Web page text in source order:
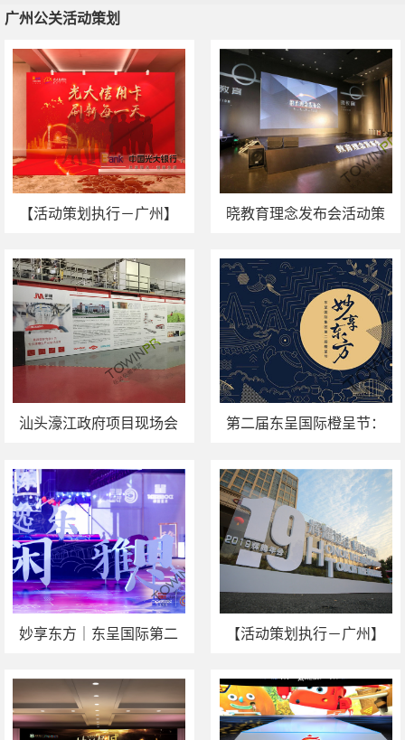
广州公关活动策划
广州公关活动策划
广州会议服务 广州活动场地推荐 广州会务公司
【活动策划执行－广州】
2019年信用卡业务开门红
动
晓教育理念发布会活动策
汕头濠江政府项目现场会
第二届东呈国际橙呈节：
妙享东方｜东呈国际第二
【活动策划执行－广州】
腾资产2019年年会